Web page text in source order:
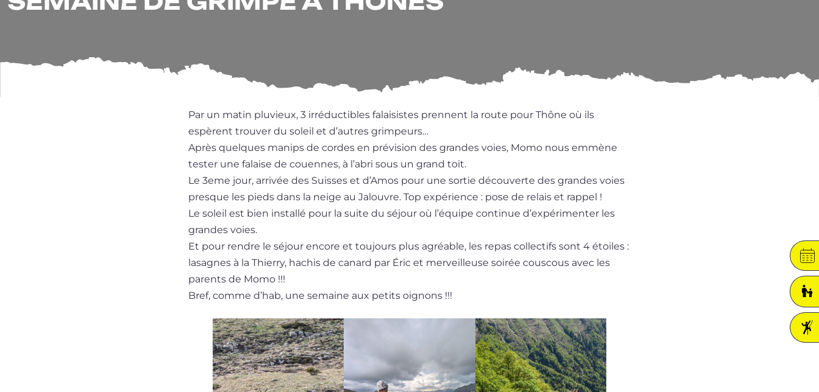
Par un matin plu­vieux, 3 irré­duc­tibles falai­sistes prennent la route pour Thône où ils
espèrent trou­ver du soleil et d’autres grim­peurs…
Après quelques manips de cordes en pré­vi­sion des grandes voies, Momo nous emmène
tes­ter une falaise de couennes, à l’a­bri sous un grand toit.
Le 3eme jour, arri­vée des Suisses et d’Amos pour une sor­tie décou­verte des grandes voies
presque les pieds dans la neige au Jalouvre. Top expé­rience : pose de relais et rap­pel !
Le soleil est bien ins­tal­lé pour la suite du séjour où l’é­quipe conti­nue d’ex­pé­ri­men­ter les
grandes voies.
Et pour rendre le séjour encore et tou­jours plus agréable, les repas col­lec­tifs sont 4 étoiles :
lasagnes à la Thierry, hachis de canard par Éric et mer­veilleuse soi­rée cous­cous avec les
parents de Momo !!!
Bref, comme d’hab, une semaine aux petits oignons !!!